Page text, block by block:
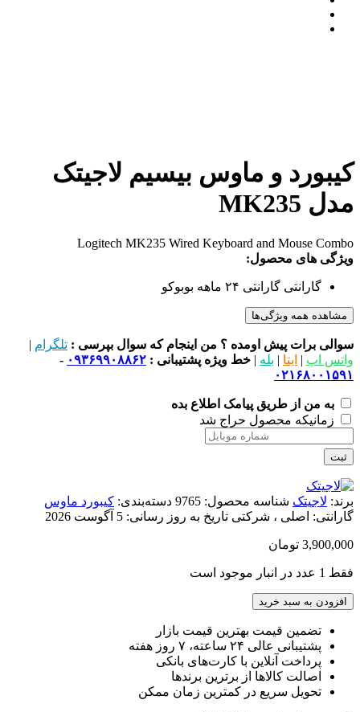
کیبورد و ماوس بیسیم لاجیتک
مدل MK235
Logitech MK235 Wired Keyboard and Mouse Combo
ویژگی های محصول:
گارانتی گارانتی ۲۴ ماهه بوبوکو
مشاهده همه ویژگی‌ها
سوالی برات پیش اومده ؟ من اینجام که سوال بپرسی : تلگرام |
واتس اپ | ایتا | بله | خط ویژه پشتیبانی : ۰۹۳۶۹۹۰۸۸۶۲ -
۰۲۱۶۸۰۰۱۵۹۱
به من از طریق پیامک اطلاع بده
زمانیکه محصول حراج شد
ثبت
برند: لاجیتک شناسه محصول: 9765 دسته‌بندی: کیبورد ماوس
گارانتی: اصلی ، شرکتی تاریخ به روز رسانی: 5 آگوست 2026
3,900,000 تومان
فقط 1 عدد در انبار موجود است
افزودن به سبد خرید
تضمین قیمت بهترین قیمت بازار
پشتیبانی عالی ۲۴ ساعته، ۷ روز هفته
پرداخت آنلاین با کارت‌های بانکی
اصالت کالاها از برترین برندها
تحویل سریع در کمترین زمان ممکن